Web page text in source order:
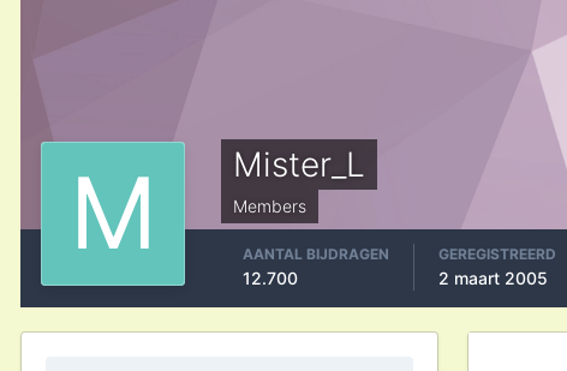
Mister_L
Members
AANTAL BIJDRAGEN
12.700
GEREGISTREERD
2 maart 2005